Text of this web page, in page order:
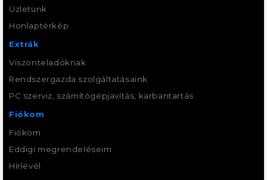
Üzletünk
Honlaptérkép
Extrák
Viszonteladóknak
Rendszergazda szolgáltatásaink
PC szerviz, számítógépjavítás, karbantartás
Fiókom
Fiókom
Eddigi megrendeléseim
Hírlevél